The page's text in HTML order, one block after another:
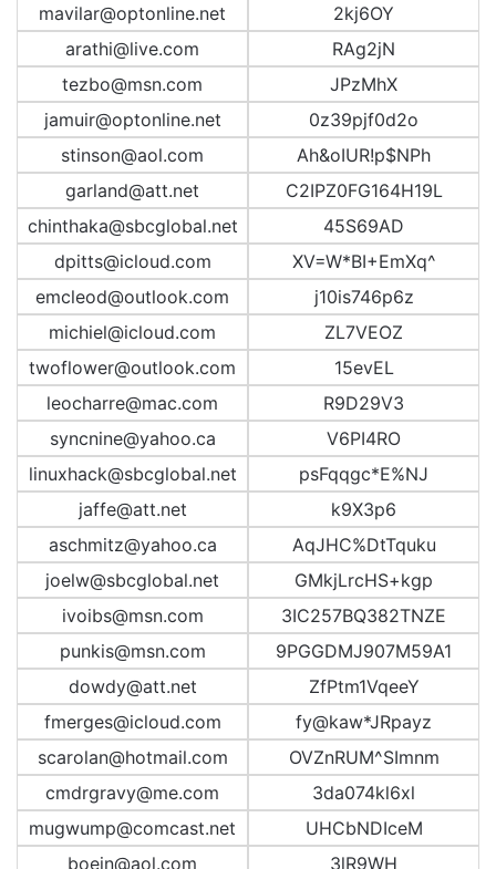
mavilar@optonline.net
2kj6OY
arathi@live.com
RAg2jN
tezbo@msn.com
JPzMhX
jamuir@optonline.net
0z39pjf0d2o
stinson@aol.com
Ah&oIUR!p$NPh
garland@att.net
C2IPZ0FG164H19L
chinthaka@sbcglobal.net
45S69AD
dpitts@icloud.com
XV=W*BI+EmXq^
emcleod@outlook.com
j10is746p6z
michiel@icloud.com
ZL7VEOZ
twoflower@outlook.com
15evEL
leocharre@mac.com
R9D29V3
syncnine@yahoo.ca
V6PI4RO
linuxhack@sbcglobal.net
psFqqgc*E%NJ
jaffe@att.net
k9X3p6
aschmitz@yahoo.ca
AqJHC%DtTquku
joelw@sbcglobal.net
GMkjLrcHS+kgp
ivoibs@msn.com
3IC257BQ382TNZE
punkis@msn.com
9PGGDMJ907M59A1
dowdy@att.net
ZfPtm1VqeeY
fmerges@icloud.com
fy@kaw*JRpayz
scarolan@hotmail.com
OVZnRUM^SImnm
cmdrgravy@me.com
3da074kl6xl
mugwump@comcast.net
UHCbNDIceM
boein@aol.com
3lR9WH